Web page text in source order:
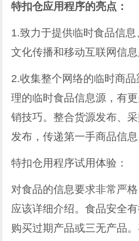
特扣仓应用程序的亮点：
1.致力于提供临时食品信
文化传播和移动互联网信息
2.收集整个网络的临时商
理的临时食品信息源，有
销技巧。整合货源发布、
发布，传递第一手商品信息
特扣仓用程序试用体验：
对食品的信息要求非常严
应该详细介绍。食品安全
购买过期产品或三无产品